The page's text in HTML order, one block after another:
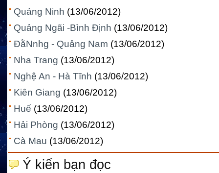
Quảng Ninh (13/06/2012)
Quảng Ngãi -Bình Định (13/06/2012)
ĐằNnhg - Quảng Nam (13/06/2012)
Nha Trang (13/06/2012)
Nghệ An - Hà Tĩnh (13/06/2012)
Kiên Giang (13/06/2012)
Huế (13/06/2012)
Hải Phòng (13/06/2012)
Cà Mau (13/06/2012)
Ý kiến bạn đọc